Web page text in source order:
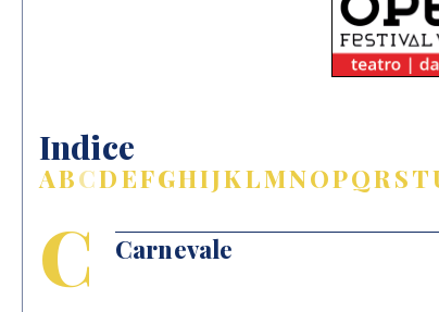
Indice
ABCDEFGHIJKLMNOPQRST
C Carnevale